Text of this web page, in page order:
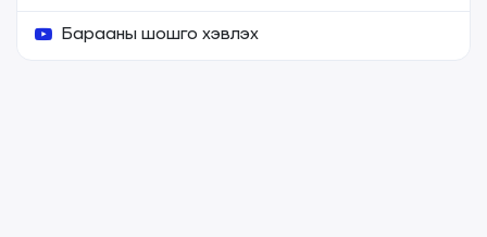
Барааны шошго хэвлэх